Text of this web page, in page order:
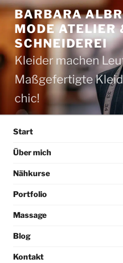
Zum
Inhalt
springen
BARBARA
MODE ATELIER
SCHNEIDEREI
Kleider machen
Maßgefertigte
chic!
Start
Über mich
Nähkurse
Portfolio
Massage
Blog
Kontakt